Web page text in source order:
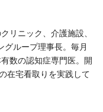
リニック、介護施設、
グループ理事長。毎月
数の認知症専門医。開
在宅看取りを実践して